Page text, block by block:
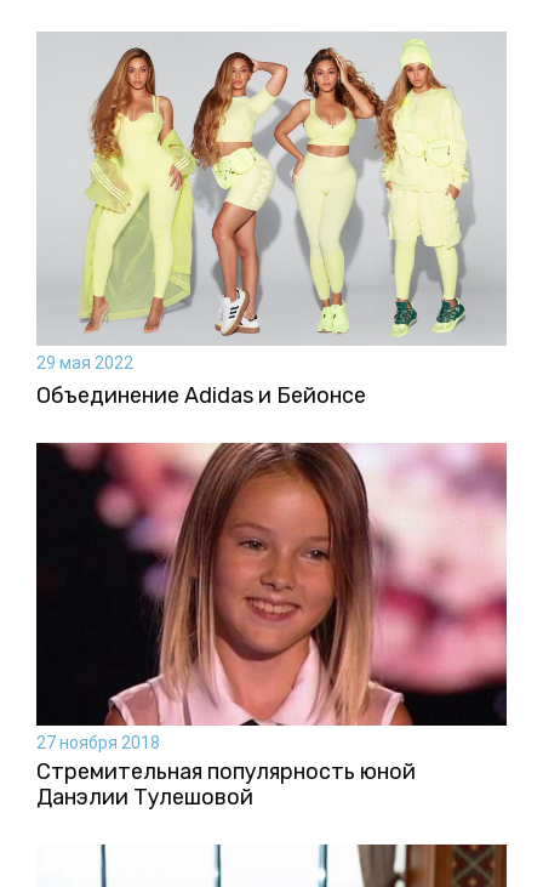
29 мая 2022
Объединение Adidas и Бейонсе
27 ноября 2018
Стремительная популярность юной
Данэлии Тулешовой